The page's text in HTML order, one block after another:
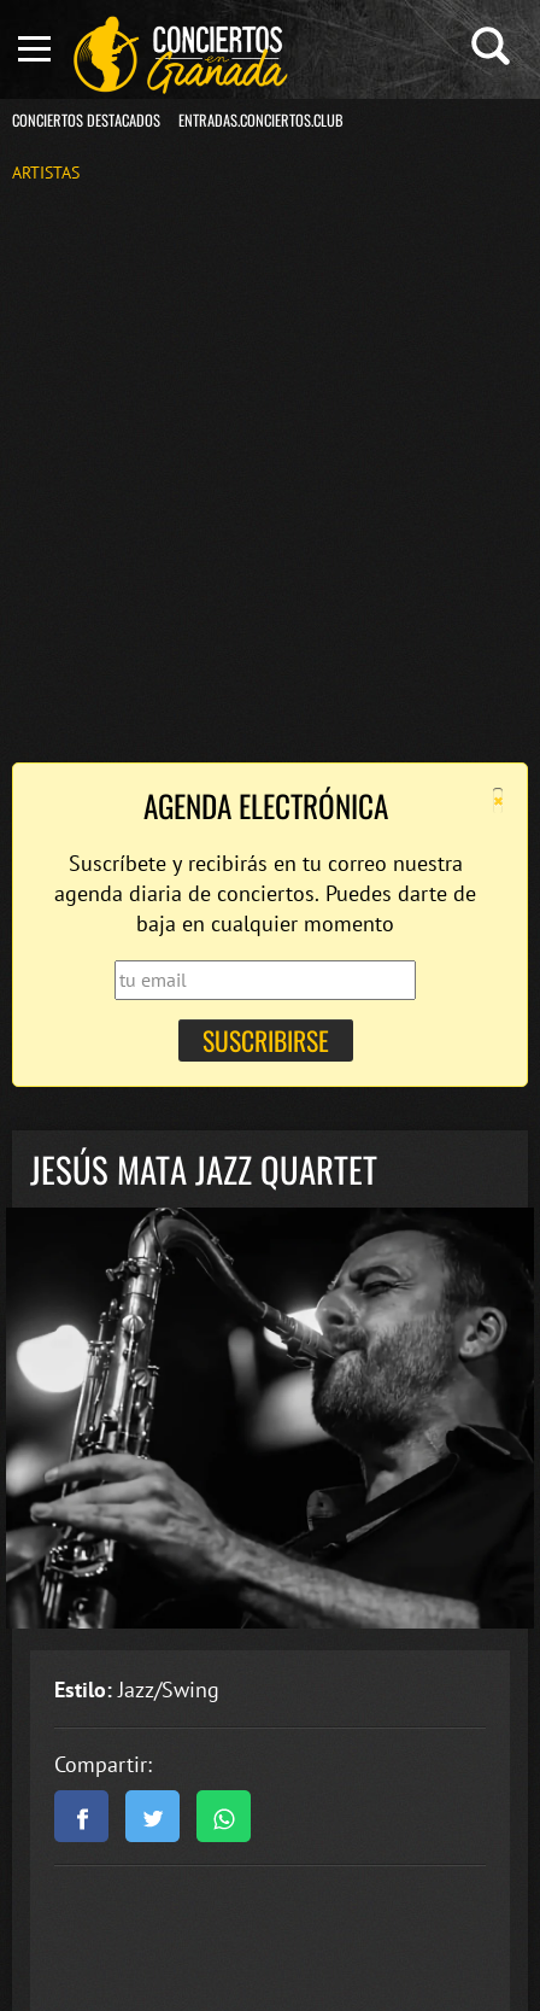
CONCIERTOS DESTACADOS ENTRADAS.CONCIERTOS.CLUB
ARTISTAS
×
AGENDA ELECTRÓNICA
Suscríbete y recibirás en tu correo nuestra
agenda diaria de conciertos. Puedes darte de
baja en cualquier momento
JESÚS MATA JAZZ QUARTET
Estilo: Jazz/Swing
Compartir: